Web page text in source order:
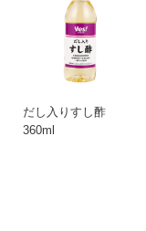
だし入りすし酢
360ml